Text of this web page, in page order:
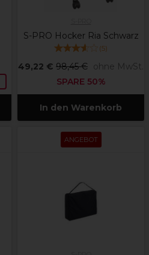
S-PRO Hocker Ria Schwarz
(5)
49,22 € 98,45 € ohne MwSt.
SPARE 50%
In den Warenkorb
ANGEBOT